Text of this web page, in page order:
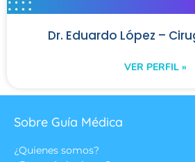
Dr. Eduardo López –
VER PERFIL »
Sobre Guía Médica
¿Quienes somos?